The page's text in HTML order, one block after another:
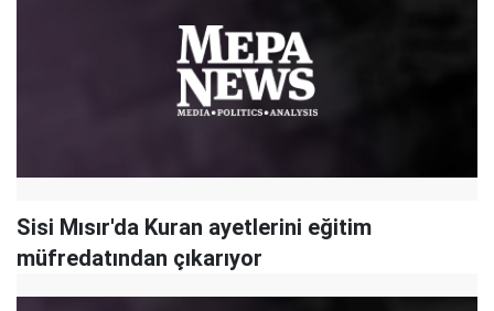
Sisi Mısır'da Kuran ayetlerini eğitim
müfredatından çıkarıyor